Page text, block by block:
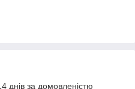
днів за домовленістю